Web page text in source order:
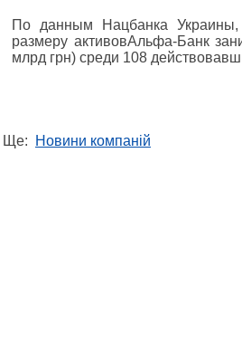
По данным Нацбанка
размеру активовАльфа-Банк
млрд грн) среди 108
Ще: Новини компаній